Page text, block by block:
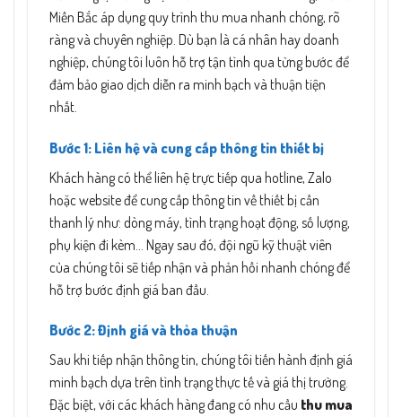
Miền Bắc áp dụng quy trình thu mua nhanh chóng, rõ
ràng và chuyên nghiệp. Dù bạn là cá nhân hay doanh
nghiệp, chúng tôi luôn hỗ trợ tận tình qua từng bước để
đảm bảo giao dịch diễn ra minh bạch và thuận tiện
nhất.
Bước 1: Liên hệ và cung cấp thông tin thiết bị
Khách hàng có thể liên hệ trực tiếp qua hotline, Zalo
hoặc website để cung cấp thông tin về thiết bị cần
thanh lý như: dòng máy, tình trạng hoạt động, số lượng,
phụ kiện đi kèm… Ngay sau đó, đội ngũ kỹ thuật viên
của chúng tôi sẽ tiếp nhận và phản hồi nhanh chóng để
hỗ trợ bước định giá ban đầu.
Bước 2: Định giá và thỏa thuận
Sau khi tiếp nhận thông tin, chúng tôi tiến hành định giá
minh bạch dựa trên tình trạng thực tế và giá thị trường.
Đặc biệt, với các khách hàng đang có nhu cầu thu mua